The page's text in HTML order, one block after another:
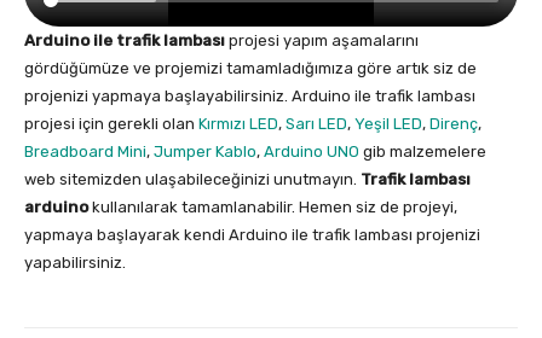
Arduino ile trafik lambası projesi yapım aşamalarını
gördüğümüze ve projemizi tamamladığımıza göre artık siz de
projenizi yapmaya başlayabilirsiniz. Arduino ile trafik lambası
projesi için gerekli olan Kırmızı LED, Sarı LED, Yeşil LED, Direnç,
Breadboard Mini, Jumper Kablo, Arduino UNO gib malzemelere
web sitemizden ulaşabileceğinizi unutmayın. Trafik lambası
arduinokullanılarak tamamlanabilir. Hemen siz de projeyi,
yapmaya başlayarak kendi Arduino ile trafik lambası projenizi
yapabilirsiniz.